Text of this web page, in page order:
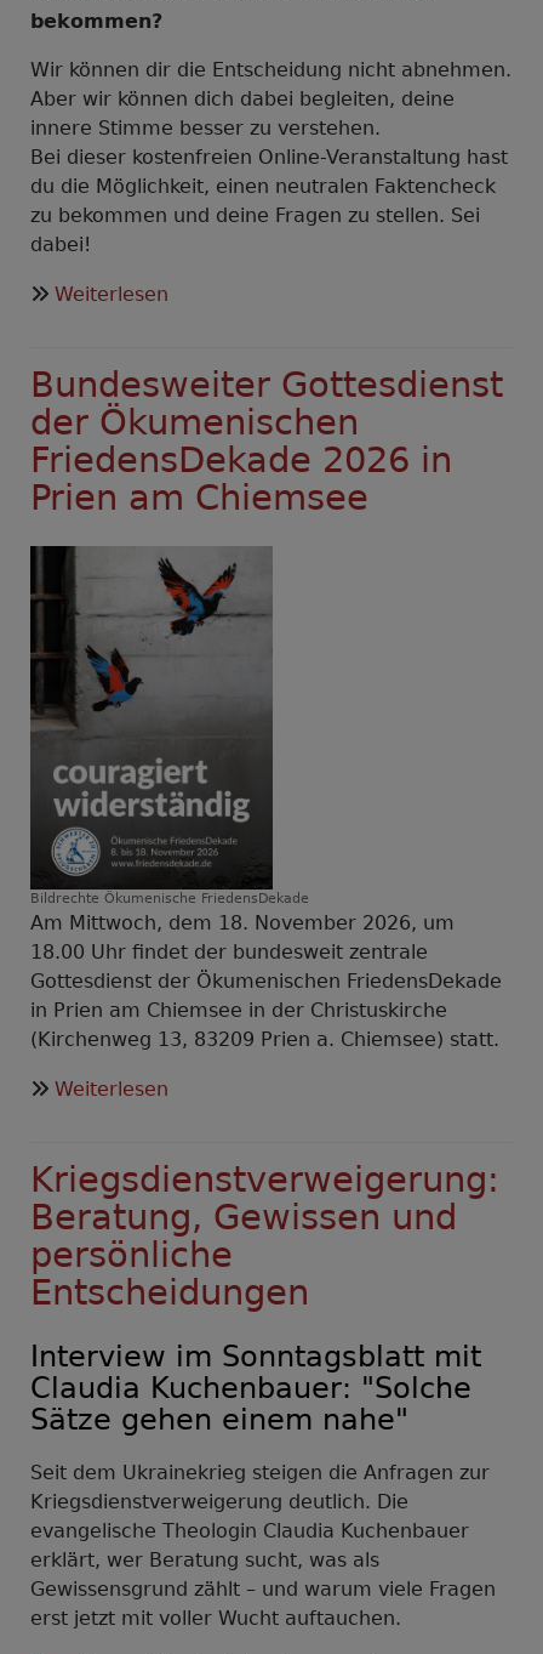
bekommen?
Wir können dir die Entscheidung nicht abnehmen.
Aber wir können dich dabei begleiten, deine
innere Stimme besser zu verstehen.
Bei dieser kostenfreien Online-Veranstaltung hast
du die Möglichkeit, einen neutralen Faktencheck
zu bekommen und deine Fragen zu stellen. Sei
dabei!
Weiterlesen
Online
Faktencheck
und
Q&A
zum
Bundesweiter Gottesdienst
der Ökumenischen
FriedensDekade 2026 in
Prien am Chiemsee
Bildrechte Ökumenische FriedensDekade
Am Mittwoch, dem 18. November 2026, um
18.00 Uhr findet der bundesweit zentrale
Gottesdienst der Ökumenischen FriedensDekade
in Prien am Chiemsee in der Christuskirche
(Kirchenweg 13, 83209 Prien a. Chiemsee) statt.
Weiterlesen
der
Ökumenischen
FriedensDekade
2026
in
am
Chiemsee
Kriegsdienstverweigerung:
Beratung, Gewissen und
persönliche
Entscheidungen
Interview im Sonntagsblatt mit
Claudia Kuchenbauer: "Solche
Sätze gehen einem nahe"
Seit dem Ukrainekrieg steigen die Anfragen zur
Kriegsdienstverweigerung deutlich. Die
evangelische Theologin Claudia Kuchenbauer
erklärt, wer Beratung sucht, was als
Gewissensgrund zählt – und warum viele Fragen
erst jetzt mit voller Wucht auftauchen.